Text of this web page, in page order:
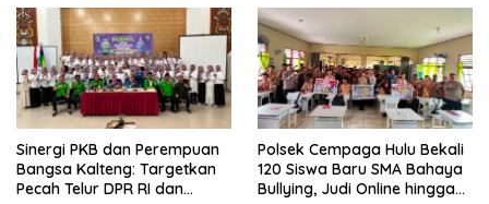
Sinergi PKB dan Perempuan
Bangsa Kalteng: Targetkan
Pecah Telur DPR RI dan
Polsek Cempaga Hulu Bekali
120 Siswa Baru SMA Bahaya
Bullying, Judi Online hingga